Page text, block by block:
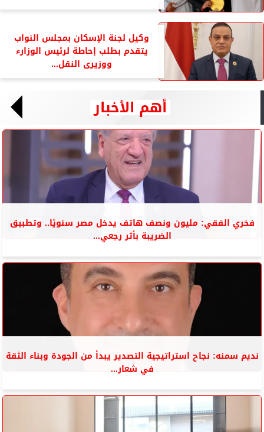
وكيل لجنة الإسكان بمجلس النواب
يتقدم بطلب إحاطة لرئيس الوزارء
ووزيرى النقل...
أهم الأخبار
فخري الفقي: مليون ونصف هاتف يدخل مصر سنويًا.. وتطبيق
الضريبة بأثر رجعي...
نديم سمنه: نجاح استراتيجية التصدير يبدأ من الجودة وبناء الثقة
في شعار...